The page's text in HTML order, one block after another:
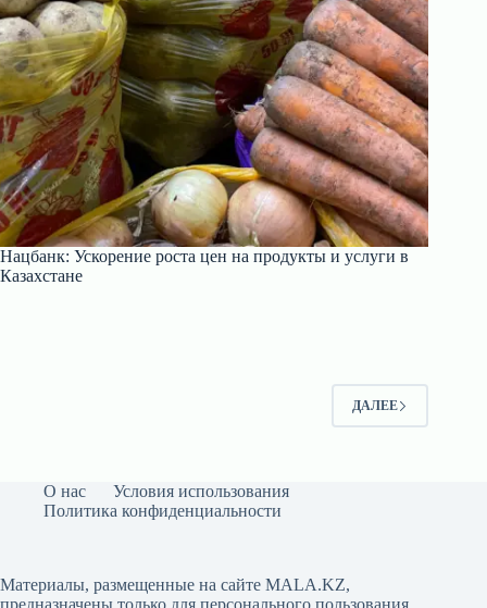
Нацбанк: Ускорение роста цен на продукты и услуги в
Казахстане
ДАЛЕЕ
О нас
Условия использования
Политика конфиденциальности
Материалы, размещенные на сайте MALA.KZ,